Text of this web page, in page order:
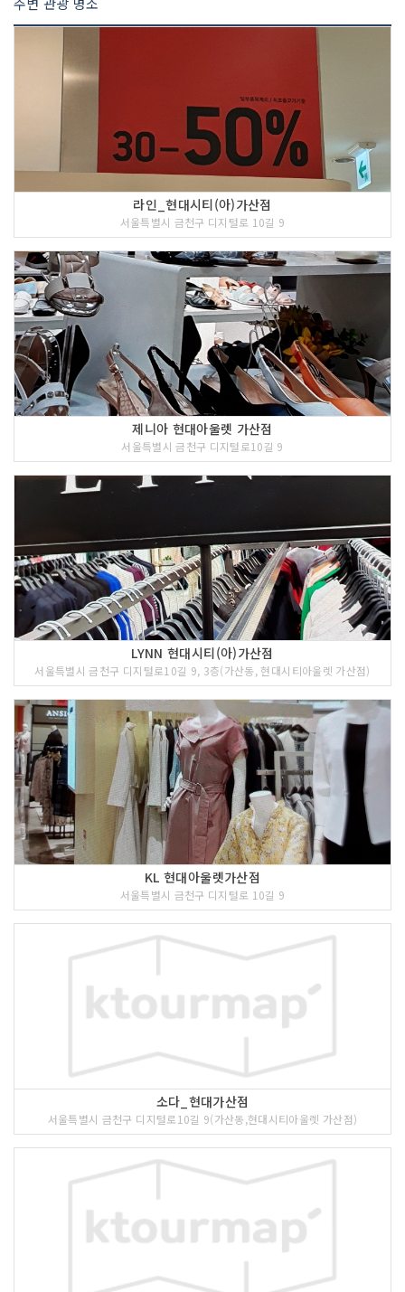
라인_현대시티(아)가산점
서울특별시 금천구 디지털로 10길 9
제니아 현대아울렛 가산점
서울특별시 금천구 디지털로10길 9
LYNN 현대시티(아)가산점
서울특별시 금천구 디지털로10길 9, 3층(가산동, 현대시티아울렛 가산점)
KL 현대아울렛가산점
서울특별시 금천구 디지털로 10길 9
소다_현대가산점
서울특별시 금천구 디지털로10길 9(가산동,현대시티아울렛 가산점)